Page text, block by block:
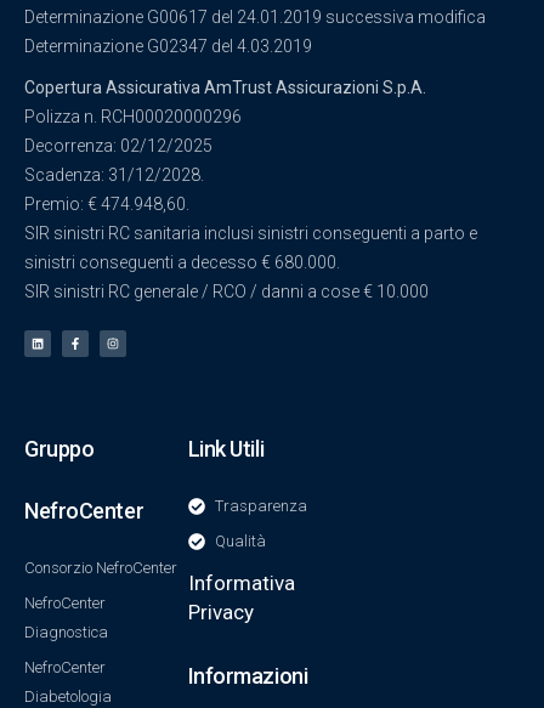
Determinazione G00617 del 24.01.2019 successiva modifica
Determinazione G02347 del 4.03.2019
Copertura Assicurativa AmTrust Assicurazioni S.p.A.
Polizza n. RCH00020000296
Decorrenza: 02/12/2025
Scadenza: 31/12/2028.
Premio: € 474.948,60.
SIR sinistri RC sanitaria inclusi sinistri conseguenti a parto e
sinistri conseguenti a decesso € 680.000.
SIR sinistri RC generale / RCO / danni a cose € 10.000
Gruppo
NefroCenter
Consorzio NefroCenter
NefroCenter
Diagnostica
NefroCenter
Diabetologia
Link Utili
Trasparenza
Qualità
Informativa
Privacy
Informazioni